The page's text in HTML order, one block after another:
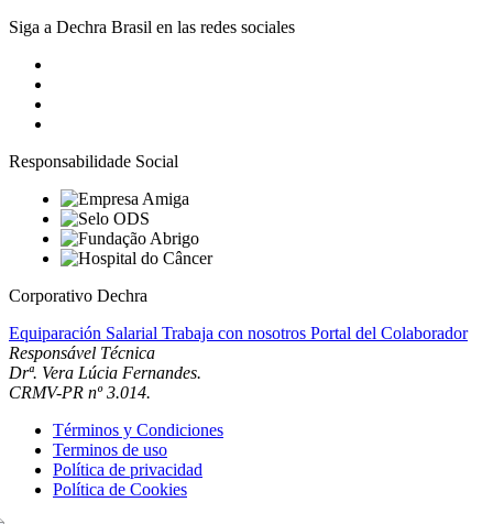
Siga a Dechra Brasil en las redes sociales
Responsabilidade Social
Corporativo Dechra
Equiparación Salarial Trabaja con nosotros Portal del Colaborador
Responsável Técnica
Drª. Vera Lúcia Fernandes.
CRMV-PR nº 3.014.
Términos y Condiciones
Terminos de uso
Política de privacidad
Política de Cookies